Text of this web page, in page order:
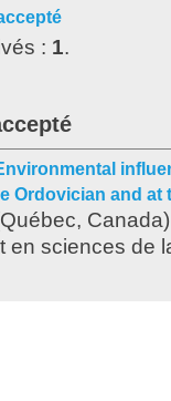
: 1.
Ordovician and at
en sciences de